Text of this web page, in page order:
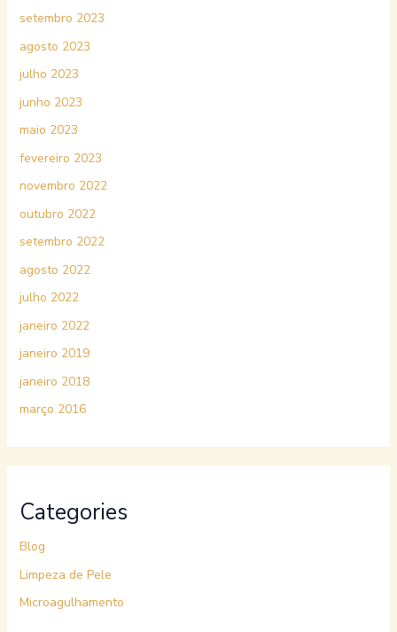
setembro 2023
agosto 2023
julho 2023
junho 2023
maio 2023
fevereiro 2023
novembro 2022
outubro 2022
setembro 2022
agosto 2022
julho 2022
janeiro 2022
janeiro 2019
janeiro 2018
março 2016
Categories
Blog
Limpeza de Pele
Microagulhamento